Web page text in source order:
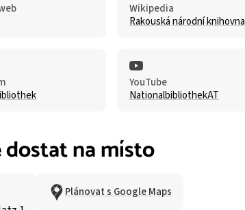
Wikipedia
Rakouská národní knihovna
YouTube
NationalbibliothekAT
dostat na místo
Plánovat s Google Maps